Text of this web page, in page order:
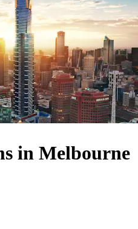
in Melbourne